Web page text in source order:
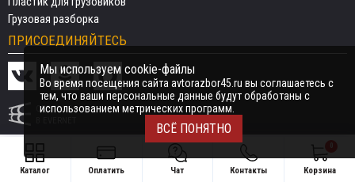
Грузовая разборка
ПРИСОЕДИНЯЙТЕСЬ
СДЕЛАНО
Каталог Оплатить Чат Контакты Корзина
Мы используем cookie-файлы
Во время посещения сайта avtorazbor45.ru вы соглашаетесь с
тем, что ваши персональные данные будут обработаны с
использованием метрических программ.
ВСЁ ПОНЯТНО